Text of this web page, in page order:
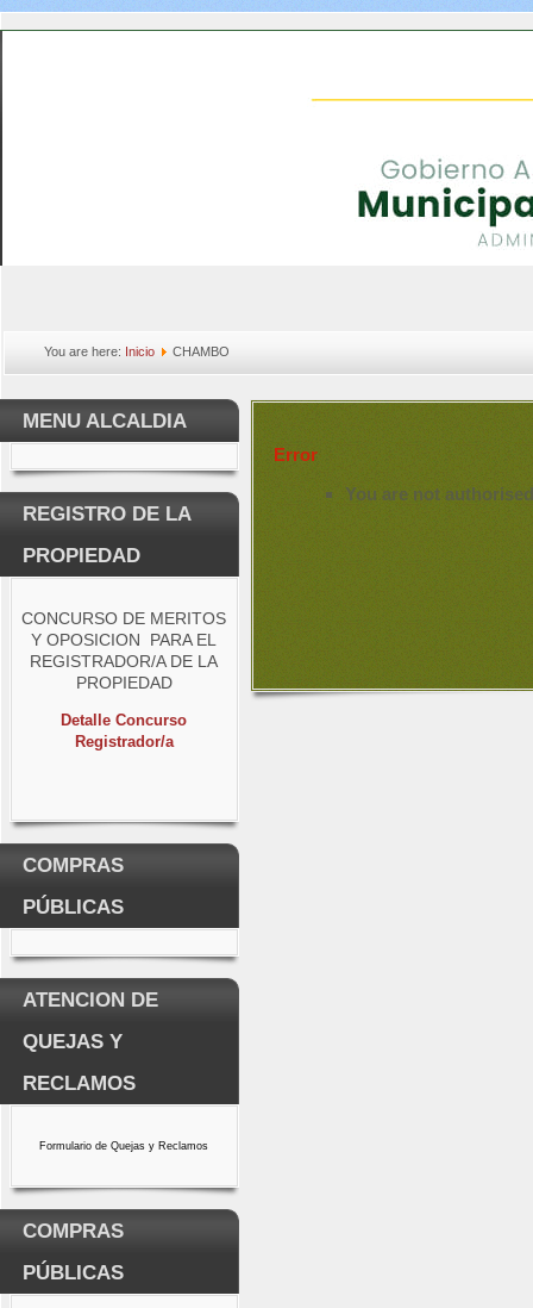
You are here: Inicio CHAMBO
MENU ALCALDIA
REGISTRO DE LA
PROPIEDAD
CONCURSO DE MERITOS
Y OPOSICION PARA EL
REGISTRADOR/A DE LA
PROPIEDAD
Detalle Concurso
Registrador/a
COMPRAS
PÚBLICAS
ATENCION DE
QUEJAS Y
RECLAMOS
Formulario de Quejas y Reclamos
COMPRAS
PÚBLICAS
Error
You are not